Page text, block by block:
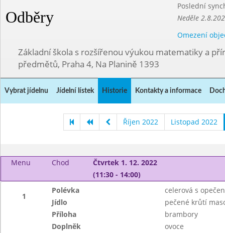
Odběry
Poslední
Neděle
Omezení
Základní škola s rozšířenou výukou matematiky a
předmětů, Praha 4, Na Planině 1393
Vybrat jídelnu Jídelní lístek Historie Kontakty a informace
Říjen 2022 Listopad 2022
Menu Chod
Čtvrtek 1. 12. 2022
(11:30 - 14:00)
1
Polévka
celerová s
Jídlo
pečené krůtí
Příloha
brambory
Doplněk
ovoce